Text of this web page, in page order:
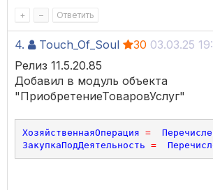
+ – Ответить
4. Touch_Of_Soul 30 03.03.25
Релиз 11.5.20.85
Добавил в модуль объекта
"ПриобретениеТоваровУслуг"
ХозяйственнаяОперация =
ЗакупкаПодДеятельность =